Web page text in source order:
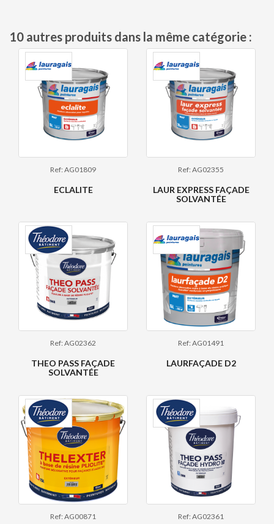
10 autres produits dans la même catégorie :
Ref: AG01809
ECLALITE
Ref: AG02355
LAUR EXPRESS FAÇADE
SOLVANTÉE
Ref: AG02362
THEO PASS FAÇADE
SOLVANTÉE
Ref: AG01491
LAURFAÇADE D2
Ref: AG00871 Ref: AG02361